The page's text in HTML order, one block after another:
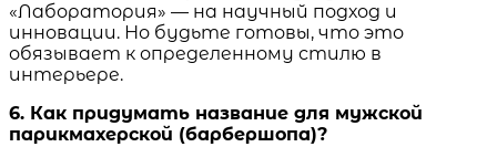
«Лаборатория» — на научный подход и
инновации. Но будьте готовы, что это
обязывает к определенному стилю в
интерьере.
6. Как придумать название для мужской
парикмахерской (барбершопа)?